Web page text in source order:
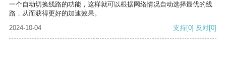
一个自动切换线路的功能，这样就可以根据网络情况自动选择最优的线
路，从而获得更好的加速效果。
2024-10-04
支持[0] 反对[0]